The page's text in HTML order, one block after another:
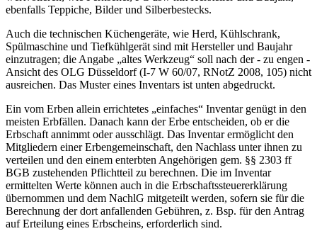
ebenfalls Teppiche, Bilder und Silberbestecks.
Auch die technischen Küchengeräte, wie Herd, Kühlschrank,
Spülmaschine und Tiefkühlgerät sind mit Hersteller und Baujahr
einzutragen; die Angabe „altes Werkzeug“ soll nach der - zu engen -
Ansicht des OLG Düsseldorf (I-7 W 60/07, RNotZ 2008, 105) nicht
ausreichen. Das Muster eines Inventars ist unten abgedruckt.
Ein vom Erben allein errichtetes „einfaches“ Inventar genügt in den
meisten Erbfällen. Danach kann der Erbe entscheiden, ob er die
Erbschaft annimmt oder ausschlägt. Das Inventar ermöglicht den
Mitgliedern einer Erbengemeinschaft, den Nachlass unter ihnen zu
verteilen und den einem enterbten Angehörigen gem. §§ 2303 ff
BGB zustehenden Pflichtteil zu berechnen. Die im Inventar
ermittelten Werte können auch in die Erbschaftssteuererklärung
übernommen und dem NachlG mitgeteilt werden, sofern sie für die
Berechnung der dort anfallenden Gebühren, z. Bsp. für den Antrag
auf Erteilung eines Erbscheins, erforderlich sind.